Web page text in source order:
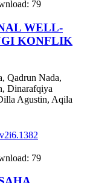
79
WELL-
KONFLIK
Qadrun Nada,
Dinarafqiya
Agustin, Aqila
79